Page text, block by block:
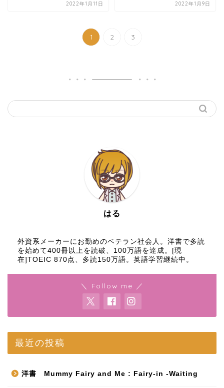
2022年1月11日 2022年1月9日
1 2 3
はる
外資系メーカーにお勤めのベテラン社会人。洋書で多読
を始めて400冊以上を読破、100万語を達成。[現
在]TOEIC 870点、多読150万語。英語学習継続中。
＼ Follow me ／
最近の投稿
洋書 Mummy Fairy and Me : Fairy-in -Waiting